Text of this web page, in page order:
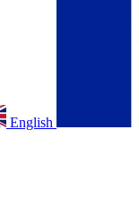
English